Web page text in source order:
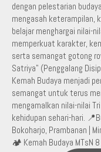
🏕️ Kemah Budaya MTsN